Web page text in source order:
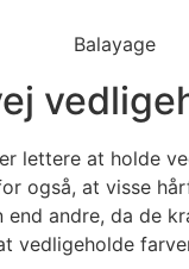
lettere at holde
også, at visse
andre, da de
vedligeholde